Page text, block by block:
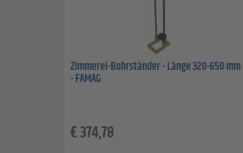
Zimmerei-Bohrständer - Länge 320-650 mm
- FAMAG
€374,78